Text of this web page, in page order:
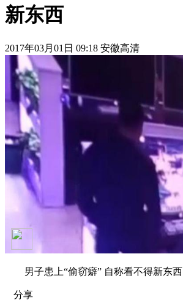
新东西
2017年03月01日 09:18 安徽高清
男子患上“偷窃癖” 自称看不得新东西
分享